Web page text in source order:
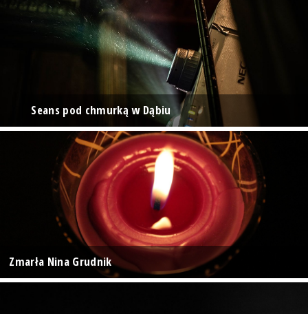
Seans pod chmurką w Dąbiu
Zmarła Nina Grudnik